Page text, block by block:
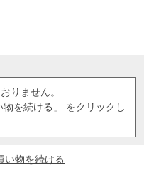
りません。
を続ける」 をクリックし
い物を続ける